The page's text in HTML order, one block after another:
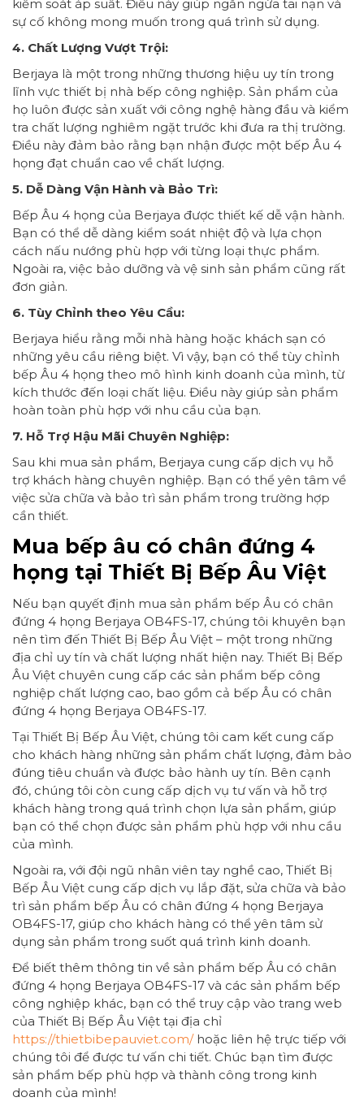
kiểm soát áp suất. Điều này giúp ngăn ngừa tai nạn và
sự cố không mong muốn trong quá trình sử dụng.
4. Chất Lượng Vượt Trội:
Berjaya là một trong những thương hiệu uy tín trong
lĩnh vực thiết bị nhà bếp công nghiệp. Sản phẩm của
họ luôn được sản xuất với công nghệ hàng đầu và kiểm
tra chất lượng nghiêm ngặt trước khi đưa ra thị trường.
Điều này đảm bảo rằng bạn nhận được một bếp Âu 4
họng đạt chuẩn cao về chất lượng.
5. Dễ Dàng Vận Hành và Bảo Trì:
Bếp Âu 4 họng của Berjaya được thiết kế dễ vận hành.
Bạn có thể dễ dàng kiểm soát nhiệt độ và lựa chọn
cách nấu nướng phù hợp với từng loại thực phẩm.
Ngoài ra, việc bảo dưỡng và vệ sinh sản phẩm cũng rất
đơn giản.
6. Tùy Chỉnh theo Yêu Cầu:
Berjaya hiểu rằng mỗi nhà hàng hoặc khách sạn có
những yêu cầu riêng biệt. Vì vậy, bạn có thể tùy chỉnh
bếp Âu 4 họng theo mô hình kinh doanh của mình, từ
kích thước đến loại chất liệu. Điều này giúp sản phẩm
hoàn toàn phù hợp với nhu cầu của bạn.
7. Hỗ Trợ Hậu Mãi Chuyên Nghiệp:
Sau khi mua sản phẩm, Berjaya cung cấp dịch vụ hỗ
trợ khách hàng chuyên nghiệp. Bạn có thể yên tâm về
việc sửa chữa và bảo trì sản phẩm trong trường hợp
cần thiết.
Mua bếp âu có chân đứng 4
họng tại Thiết Bị Bếp Âu Việt
Nếu bạn quyết định mua sản phẩm bếp Âu có chân
đứng 4 họng Berjaya OB4FS-17, chúng tôi khuyên bạn
nên tìm đến Thiết Bị Bếp Âu Việt – một trong những
địa chỉ uy tín và chất lượng nhất hiện nay. Thiết Bị Bếp
Âu Việt chuyên cung cấp các sản phẩm bếp công
nghiệp chất lượng cao, bao gồm cả bếp Âu có chân
đứng 4 họng Berjaya OB4FS-17.
Tại Thiết Bị Bếp Âu Việt, chúng tôi cam kết cung cấp
cho khách hàng những sản phẩm chất lượng, đảm bảo
đúng tiêu chuẩn và được bảo hành uy tín. Bên cạnh
đó, chúng tôi còn cung cấp dịch vụ tư vấn và hỗ trợ
khách hàng trong quá trình chọn lựa sản phẩm, giúp
bạn có thể chọn được sản phẩm phù hợp với nhu cầu
của mình.
Ngoài ra, với đội ngũ nhân viên tay nghề cao, Thiết Bị
Bếp Âu Việt cung cấp dịch vụ lắp đặt, sửa chữa và bảo
trì sản phẩm bếp Âu có chân đứng 4 họng Berjaya
OB4FS-17, giúp cho khách hàng có thể yên tâm sử
dụng sản phẩm trong suốt quá trình kinh doanh.
Để biết thêm thông tin về sản phẩm bếp Âu có chân
đứng 4 họng Berjaya OB4FS-17 và các sản phẩm bếp
công nghiệp khác, bạn có thể truy cập vào trang web
của Thiết Bị Bếp Âu Việt tại địa chỉ
https://thietbibepauviet.com/hoặc liên hệ trực tiếp với
chúng tôi để được tư vấn chi tiết. Chúc bạn tìm được
sản phẩm bếp phù hợp và thành công trong kinh
doanh của mình!